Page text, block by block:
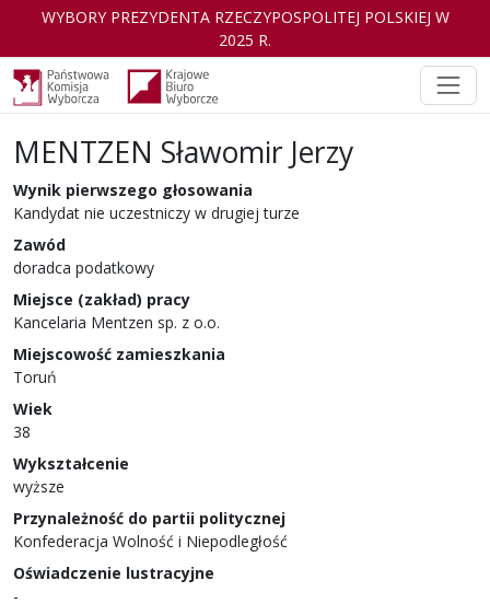
WYBORY PREZYDENTA RZECZYPOSPOLITEJ POLSKIEJ W
2025 R.
MENTZEN Sławomir Jerzy
Kandydatw wyborach Prezydenta
Wynik pierwszego głosowania
Kandydat nie uczestniczy w drugiej turze
Zawód
doradca podatkowy
Miejsce (zakład) pracy
Kancelaria Mentzen sp. z o.o.
Miejscowość zamieszkania
Toruń
Wiek
38
Wykształcenie
wyższe
Przynależność do partii politycznej
Konfederacja Wolność i Niepodległość
Oświadczenie lustracyjne
-